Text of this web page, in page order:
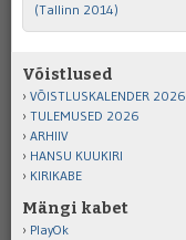
(Tallinn 2014)
Võistlused
VÕISTLUSKALENDER 2026
TULEMUSED 2026
ARHIIV
HANSU KUUKIRI
KIRIKABE
Mängi kabet
PlayOk